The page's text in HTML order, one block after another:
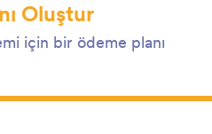
Oluştur
için bir ödeme planı